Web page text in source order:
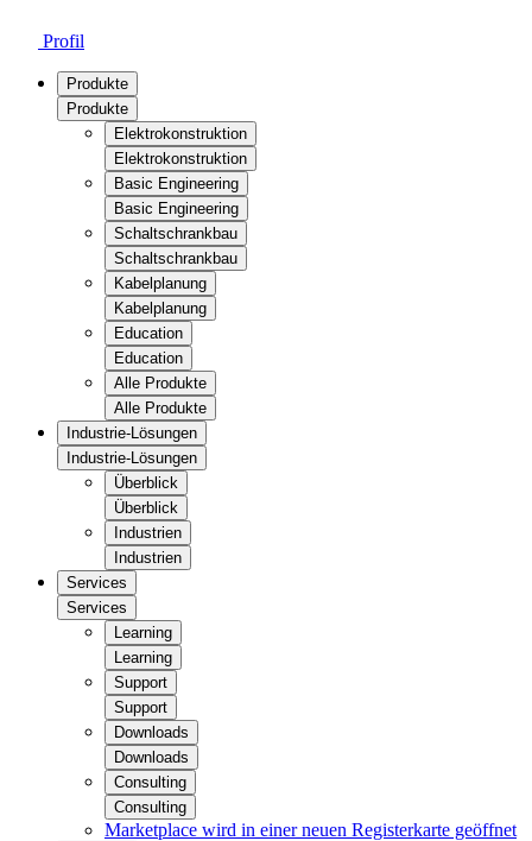
Profil
Produkte
Produkte
Elektrokonstruktion
Elektrokonstruktion
Basic Engineering
Basic Engineering
Schaltschrankbau
Schaltschrankbau
Kabelplanung
Kabelplanung
Education
Education
Alle Produkte
Alle Produkte
Industrie-Lösungen
Industrie-Lösungen
Überblick
Überblick
Industrien
Industrien
Services
Services
Learning
Learning
Support
Support
Downloads
Downloads
Consulting
Consulting
Marketplace wird in einer neuen Registerkarte geöffnet